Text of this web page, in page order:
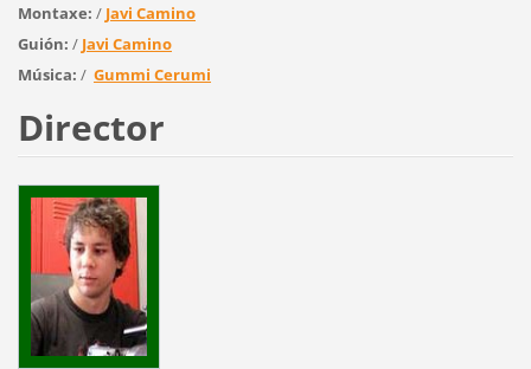
Montaxe: / Javi Camino
Guión: / Javi Camino
Música: / Gummi Cerumi
Director